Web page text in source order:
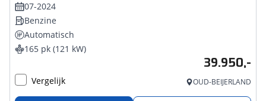
07-2024
Benzine
Automatisch
165 pk (121 kW)
39.950,-
Vergelijk OUD-BEIJERLAND